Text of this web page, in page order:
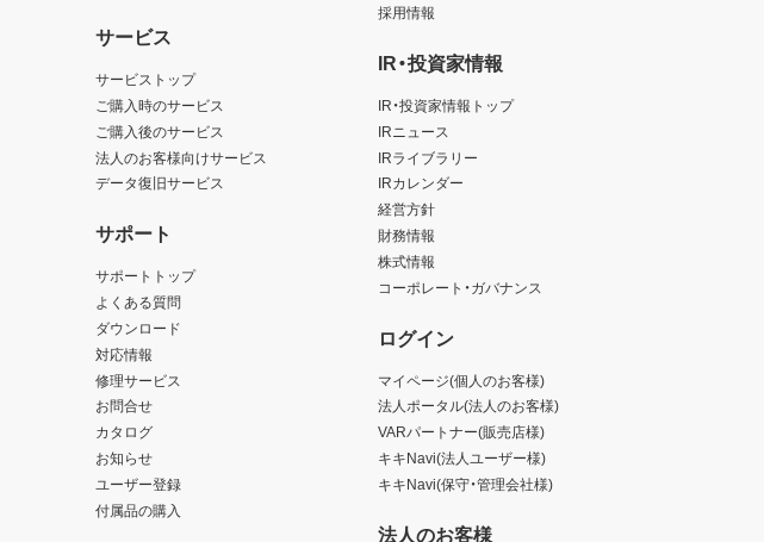
サービス
サービストップ
ご購入時のサービス
ご購入後のサービス
法人のお客様向けサービス
データ復旧サービス
サポート
サポートトップ
よくある質問
ダウンロード
対応情報
修理サービス
お問合せ
カタログ
お知らせ
ユーザー登録
付属品の購入
採用情報
IR・投資家情報
IR・投資家情報トップ
IRニュース
IRライブラリー
IRカレンダー
経営方針
財務情報
株式情報
コーポレート・ガバナンス
ログイン
マイページ(個人のお客様)
法人ポータル(法人のお客様)
VARパートナー(販売店様)
キキNavi(法人ユーザー様)
キキNavi(保守・管理会社様)
法人のお客様